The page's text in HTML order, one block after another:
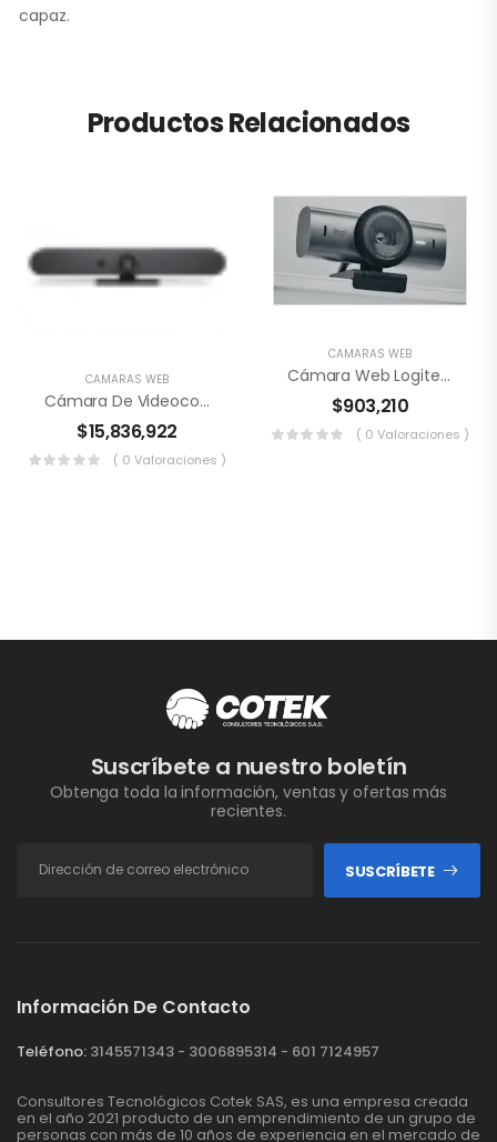
capaz.
Productos Relacionados
CAMARAS WEB
Cámara De Videoconferencia Logitech Rally
$15,836,922
( 0 Valoraciones )
CAMARAS WEB
Cámara Web Logitech BRIO 705
$903,210
( 0 Valoraciones )
Suscríbete a nuestro boletín
Obtenga toda la información, ventas y ofertas más
recientes.
SUSCRÍBETE
Información De Contacto
Teléfono: 3145571343 - 3006895314 - 601 7124957
Consultores Tecnológicos Cotek SAS, es una empresa creada
en el año 2021 producto de un emprendimiento de un grupo de
personas con más de 10 años de experiencia en el mercado de